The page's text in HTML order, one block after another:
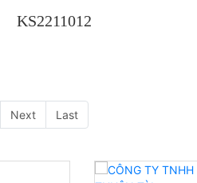
KS2211012
Next Last